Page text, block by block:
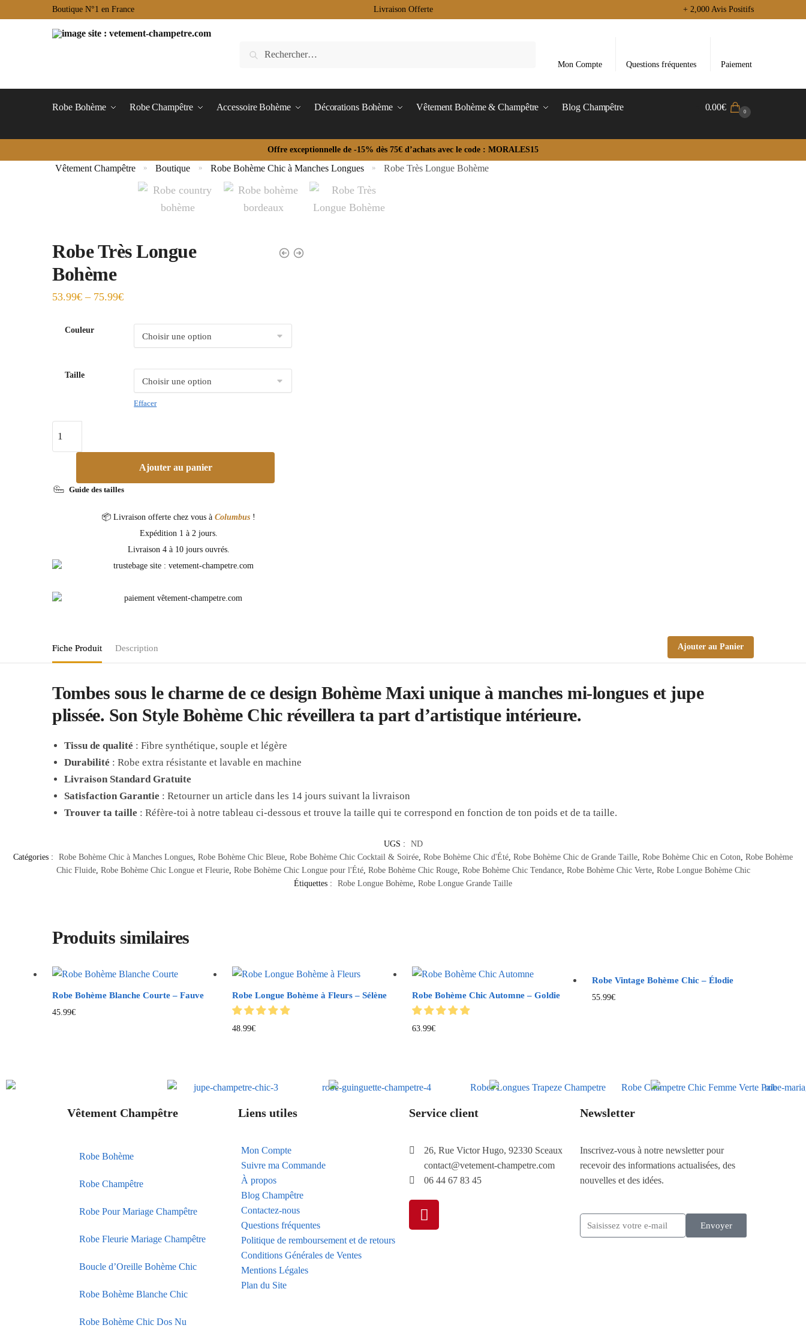
Boutique N°1 en France Livraison Offerte + 2,000 Avis Positifs
Mon Compte Questions fréquentes Paiement
Robe Bohème Robe Champêtre Accessoire Bohème Décorations Bohème Vêtement Bohème & Champêtre Blog Champêtre 0.00€ 0
Offre exceptionnelle de -15% dès 75€ d’achats avec le code : MORALES15
Vêtement Champêtre » Boutique » Robe Bohème Chic à Manches Longues » Robe Très Longue Bohème
Robe Très Longue
Bohème
53.99€ – 75.99€
Couleur
Taille
Effacer
Ajouter au panier
Guide des tailles
📦 Livraison offerte chez vous à Columbus !
Expédition 1 à 2 jours.
Livraison 4 à 10 jours ouvrés.
Fiche Produit Description Ajouter au Panier
Tombes sous le charme de ce design Bohème Maxi unique à manches mi-longues et jupe
plissée. Son Style Bohème Chic réveillera ta part d’artistique intérieure.
Tissu de qualité : Fibre synthétique, souple et légère
Durabilité : Robe extra résistante et lavable en machine
Livraison Standard Gratuite
Satisfaction Garantie : Retourner un article dans les 14 jours suivant la livraison
Trouver ta taille : Réfère-toi à notre tableau ci-dessous et trouve la taille qui te correspond en fonction de ton poids et de ta taille.
UGS :
ND
Catégories :
Robe Bohème Chic à Manches Longues Robe Bohème Chic Bleue Robe Bohème Chic Cocktail & Soirée Robe Bohème Chic d'Été Robe Bohème Chic de Grande Taille Robe Bohème Chic en Coton Robe Bohème
Chic Fluide, Robe Bohème Chic Longue et Fleurie, Robe Bohème Chic Longue pour l'Été, Robe Bohème Chic Rouge, Robe Bohème Chic Tendance, Robe Bohème Chic Verte, Robe Longue Bohème Chic
Étiquettes :
Robe Longue Bohème Robe Longue Grande Taille
Produits similaires
Robe Bohème Blanche Courte – Fauve
45.99€
Robe Longue Bohème à Fleurs – Sélène
48.99€
Robe Bohème Chic Automne – Goldie
63.99€
Robe Vintage Bohème Chic – Élodie
55.99€
Vêtement Champêtre
Robe Bohème
Robe Champêtre
Robe Pour Mariage Champêtre
Robe Fleurie Mariage Champêtre
Boucle d’Oreille Bohème Chic
Robe Bohème Blanche Chic
Robe Bohème Chic Dos Nu
Liens utiles
Mon Compte
Suivre ma Commande
À propos
Blog Champêtre
Contactez-nous
Questions fréquentes
Politique de remboursement et de retours
Conditions Générales de Ventes
Mentions Légales
Plan du Site
Service client
26, Rue Victor Hugo, 92330 Sceaux
contact@vetement-champetre.com
06 44 67 83 45
Newsletter
Inscrivez-vous à notre newsletter pour
recevoir des informations actualisées, des
nouvelles et des idées.
Envoyer